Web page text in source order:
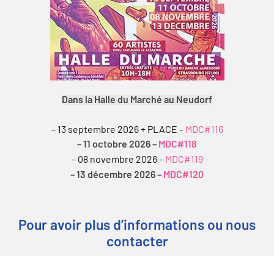
Dans la Halle du Marché au Neudorf
– 13 septembre 2026 + PLACE – MDC#116
– 11 octobre 2026 – MDC#118
– 08 novembre 2026 – MDC#119
– 13 décembre 2026 – MDC#120
Pour avoir plus d’informations ou nous
contacter